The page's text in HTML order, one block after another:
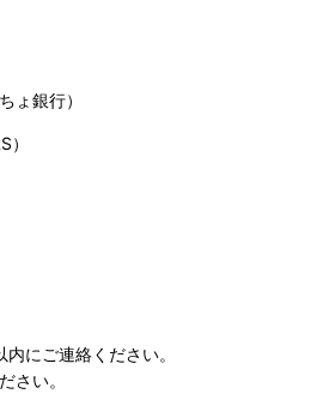
ょ銀行）
にご連絡ください。
さい。